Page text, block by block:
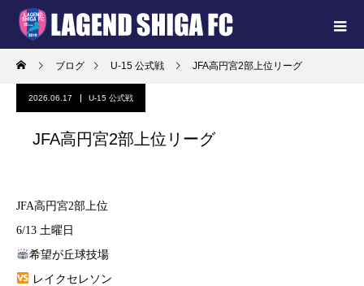
ブログ U-15 公式戦 JFA高円宮2部上位リーグ
2026.06.17 U-15 公式戦
JFA高円宮2部上位リーグ
JFA高円宮2部上位
6/13 土曜日
希望が丘球技場
レイクセレソン